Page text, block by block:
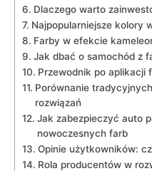
Dlaczego warto
Najpopularniejsze kolory
Farby w efekcie
Jak dbać o samochód z
Przewodnik po aplikacji
Porównanie
rozwiązań
Jak zabezpieczyć auto
nowoczesnych farb
Opinie użytkowników:
Rola producentów w